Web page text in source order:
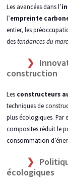
Les avancées dans l’
l’empreinte
entier, les
destendances du
construction
Les constructeurs
techniques de
plus écologiques. Par
composites réduit le
consommation
écologiques